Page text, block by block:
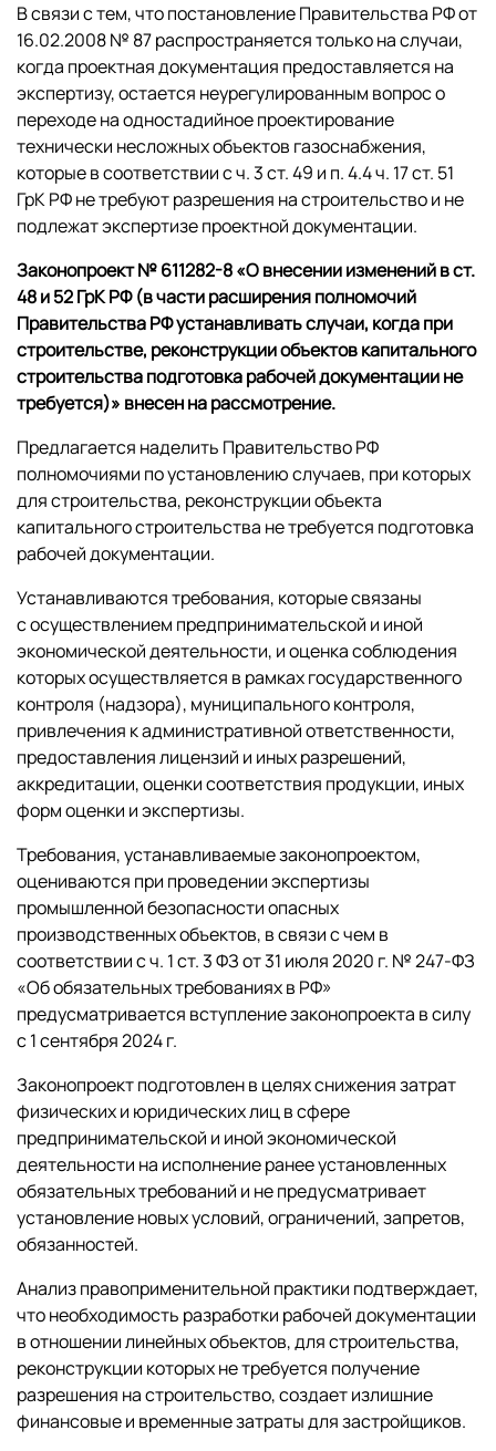
В связи с тем, что постановление Правительства РФ от
16.02.2008 № 87 распространяется только на случаи,
когда проектная документация предоставляется на
экспертизу, остается неурегулированным вопрос о
переходе на одностадийное проектирование
технически несложных объектов газоснабжения,
которые в соответствии с ч. 3 ст. 49 и п. 4.4 ч. 17 ст. 51
ГрК РФ не требуют разрешения на строительство и не
подлежат экспертизе проектной документации.
Законопроект № 611282-8 «О внесении изменений в ст.
48 и 52 ГрК РФ (в части расширения полномочий
Правительства РФ устанавливать случаи, когда при
строительстве, реконструкции объектов капитального
строительства подготовка рабочей документации не
требуется)» внесен на рассмотрение.
Предлагается наделить Правительство РФ
полномочиями по установлению случаев, при которых
для строительства, реконструкции объекта
капитального строительства не требуется подготовка
рабочей документации.
Устанавливаются требования, которые связаны
с осуществлением предпринимательской и иной
экономической деятельности, и оценка соблюдения
которых осуществляется в рамках государственного
контроля (надзора), муниципального контроля,
привлечения к административной ответственности,
предоставления лицензий и иных разрешений,
аккредитации, оценки соответствия продукции, иных
форм оценки и экспертизы.
Требования, устанавливаемые законопроектом,
оцениваются при проведении экспертизы
промышленной безопасности опасных
производственных объектов, в связи с чем в
соответствии с ч. 1 ст. 3 ФЗ от 31 июля 2020 г. № 247-ФЗ
«Об обязательных требованиях в РФ»
предусматривается вступление законопроекта в силу
с 1 сентября 2024 г.
Законопроект подготовлен в целях снижения затрат
физических и юридических лиц в сфере
предпринимательской и иной экономической
деятельности на исполнение ранее установленных
обязательных требований и не предусматривает
установление новых условий, ограничений, запретов,
обязанностей.
Анализ правоприменительной практики подтверждает,
что необходимость разработки рабочей документации
в отношении линейных объектов, для строительства,
реконструкции которых не требуется получение
разрешения на строительство, создает излишние
финансовые и временные затраты для застройщиков.